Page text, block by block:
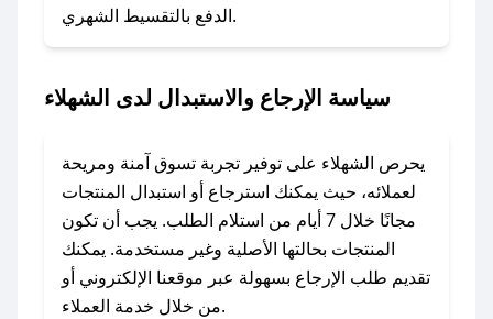
المفضل؟
في حال عدم توفر كوبونات لمتجرك المفضل، يمكنك
أسرع وقت ممكن.
### كيف تحصل على كوبونات خصم حصرية من
الشهلاء؟
للحصول على كوبونات وخصومات حصرية، قم بما
يلي:
- اضغط على أيقونة متابعة لمتجر الشهلاء في تطبيق
صحصح.
الدفع بالتقسيط الشهري.
سياسة الإرجاع والاستبدال لدى الشهلاء
يحرص الشهلاء على توفير تجربة تسوق آمنة ومريحة
لعملائه، حيث يمكنك استرجاع أو استبدال المنتجات
مجانًا خلال 7 أيام من استلام الطلب. يجب أن تكون
المنتجات بحالتها الأصلية وغير مستخدمة. يمكنك
تقديم طلب الإرجاع بسهولة عبر موقعنا الإلكتروني أو
من خلال خدمة العملاء.